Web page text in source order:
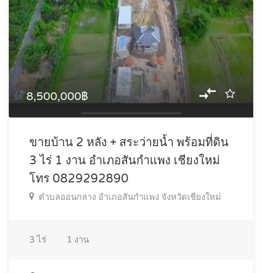
8,500,000฿
ขายบ้าน 2 หลัง + สระว่ายน้ำ พร้อมที่ดิน
3 ไร่ 1 งาน อำเภอสันกำแพง เชียงใหม่
โทร 0829292890
ตำบลออนกลาง อำเภอสันกำแพง จังหวัดเชียงใหม่
3ไร่ 1 งาน